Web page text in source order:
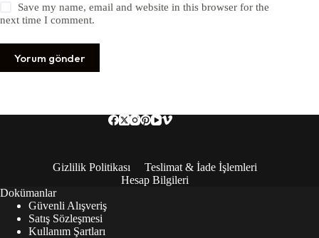
Save my name, email and website in this browser for the
next time I comment.
Yorum gönder
Gizlilik Politikası
Teslimat & İade İşlemleri
Hesap Bilgileri
Dokümanlar
Güvenli Alışveriş
Satış Sözleşmesi
Kullanım Şartları